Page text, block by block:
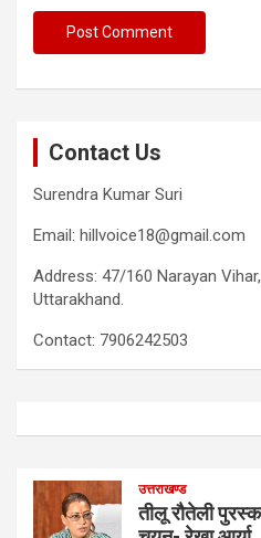
Contact Us
Surendra Kumar Suri
Email: hillvoice18@gmail.com
Address: 47/160 Narayan
Uttarakhand.
Contact: 7906242503
उत्तराखण्ड
तीलू रौतेली